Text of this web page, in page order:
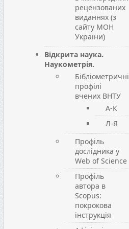
рецензованих
виданнях (з
сайту МОН
України)
Відкрита наука.
Наукометрія.
Бібліометричні
профілі
вчених ВНТУ
А-К
Л-Я
Профіль
дослідника у
Web of Science
Профіль
автора в
Scopus:
покрокова
інструкція